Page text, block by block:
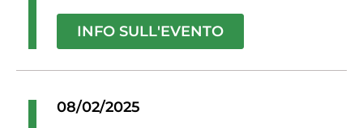
INFO SULL'EVENTO
08/02/2025